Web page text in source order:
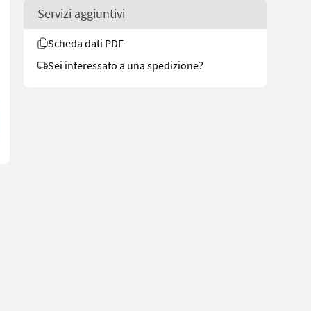
8708 for more images Specifications With Depth
Servizi aggiuntivi
Scheda dati PDF
Sei interessato a una spedizione?